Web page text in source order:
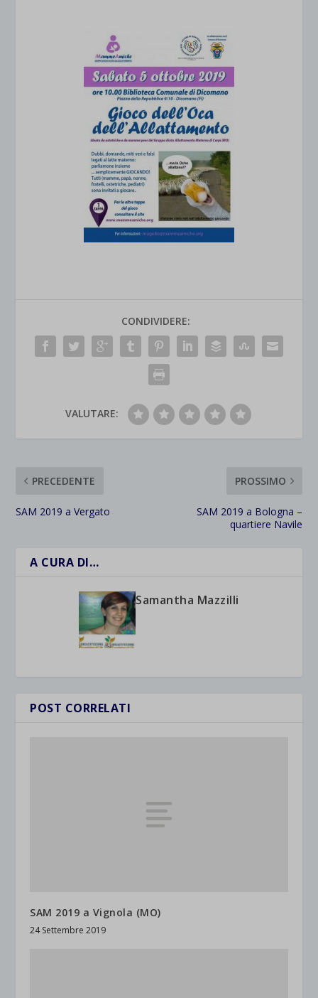
CONDIVIDERE:
VALUTARE:
PRECEDENTE
SAM 2019 a Vergato
PROSSIMO
SAM 2019 a Bologna –
quartiere Navile
A CURA DI…
Samantha Mazzilli
POST CORRELATI
SAM 2019 a Vignola (MO)
24 Settembre 2019